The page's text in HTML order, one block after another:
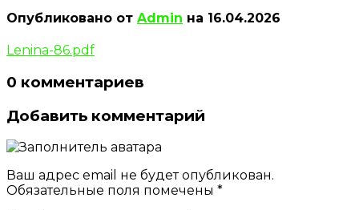
Опубликовано от Admin на 16.04.2026
Lenina-86.pdf
0 комментариев
Добавить комментарий
Ваш адрес email не будет опубликован.
Обязательные поля помечены *